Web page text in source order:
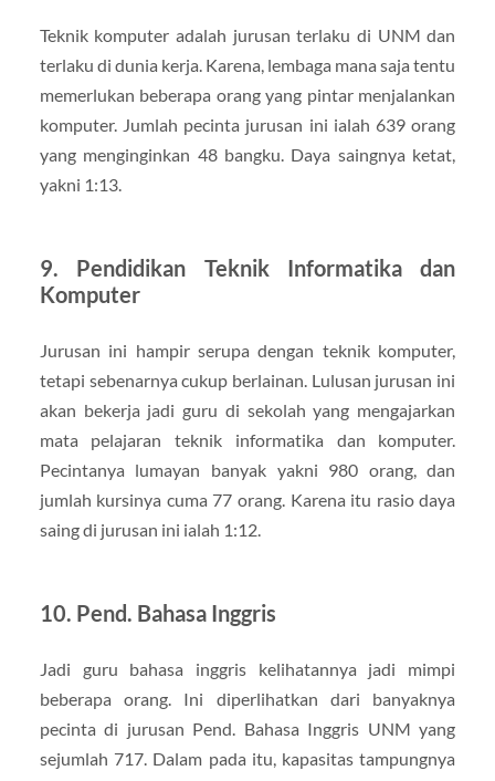
Teknik komputer adalah jurusan terlaku di UNM dan
terlaku di dunia kerja. Karena, lembaga mana saja tentu
memerlukan beberapa orang yang pintar menjalankan
komputer. Jumlah pecinta jurusan ini ialah 639 orang
yang menginginkan 48 bangku. Daya saingnya ketat,
yakni 1:13.
9. Pendidikan Teknik Informatika dan
Komputer
Jurusan ini hampir serupa dengan teknik komputer,
tetapi sebenarnya cukup berlainan. Lulusan jurusan ini
akan bekerja jadi guru di sekolah yang mengajarkan
mata pelajaran teknik informatika dan komputer.
Pecintanya lumayan banyak yakni 980 orang, dan
jumlah kursinya cuma 77 orang. Karena itu rasio daya
saing di jurusan ini ialah 1:12.
10. Pend. Bahasa Inggris
Jadi guru bahasa inggris kelihatannya jadi mimpi
beberapa orang. Ini diperlihatkan dari banyaknya
pecinta di jurusan Pend. Bahasa Inggris UNM yang
sejumlah 717. Dalam pada itu, kapasitas tampungnya